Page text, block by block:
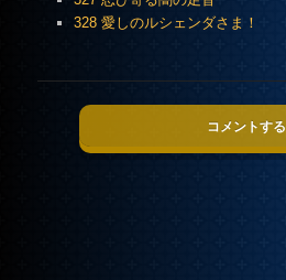
328 愛しのルシェンダさま！
コメントする